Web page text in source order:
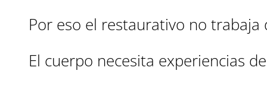
Por eso el restaurativo no trabaja
El cuerpo necesita experiencias